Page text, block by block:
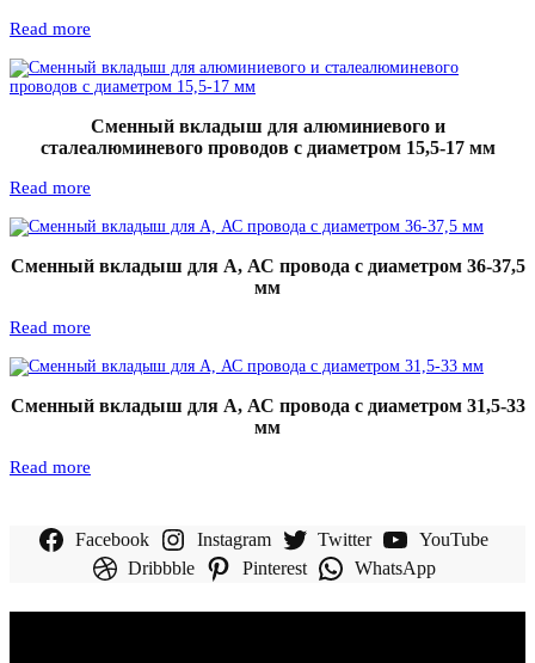
Read more
Сменный вкладыш для алюминиевого и
сталеалюминевого проводов с диаметром 15,5-17 мм
Read more
Сменный вкладыш для А, АС провода с диаметром 36-37,5
мм
Read more
Сменный вкладыш для А, АС провода с диаметром 31,5-33
мм
Read more
Facebook Instagram Twitter
YouTube
Dribbble
Pinterest WhatsApp